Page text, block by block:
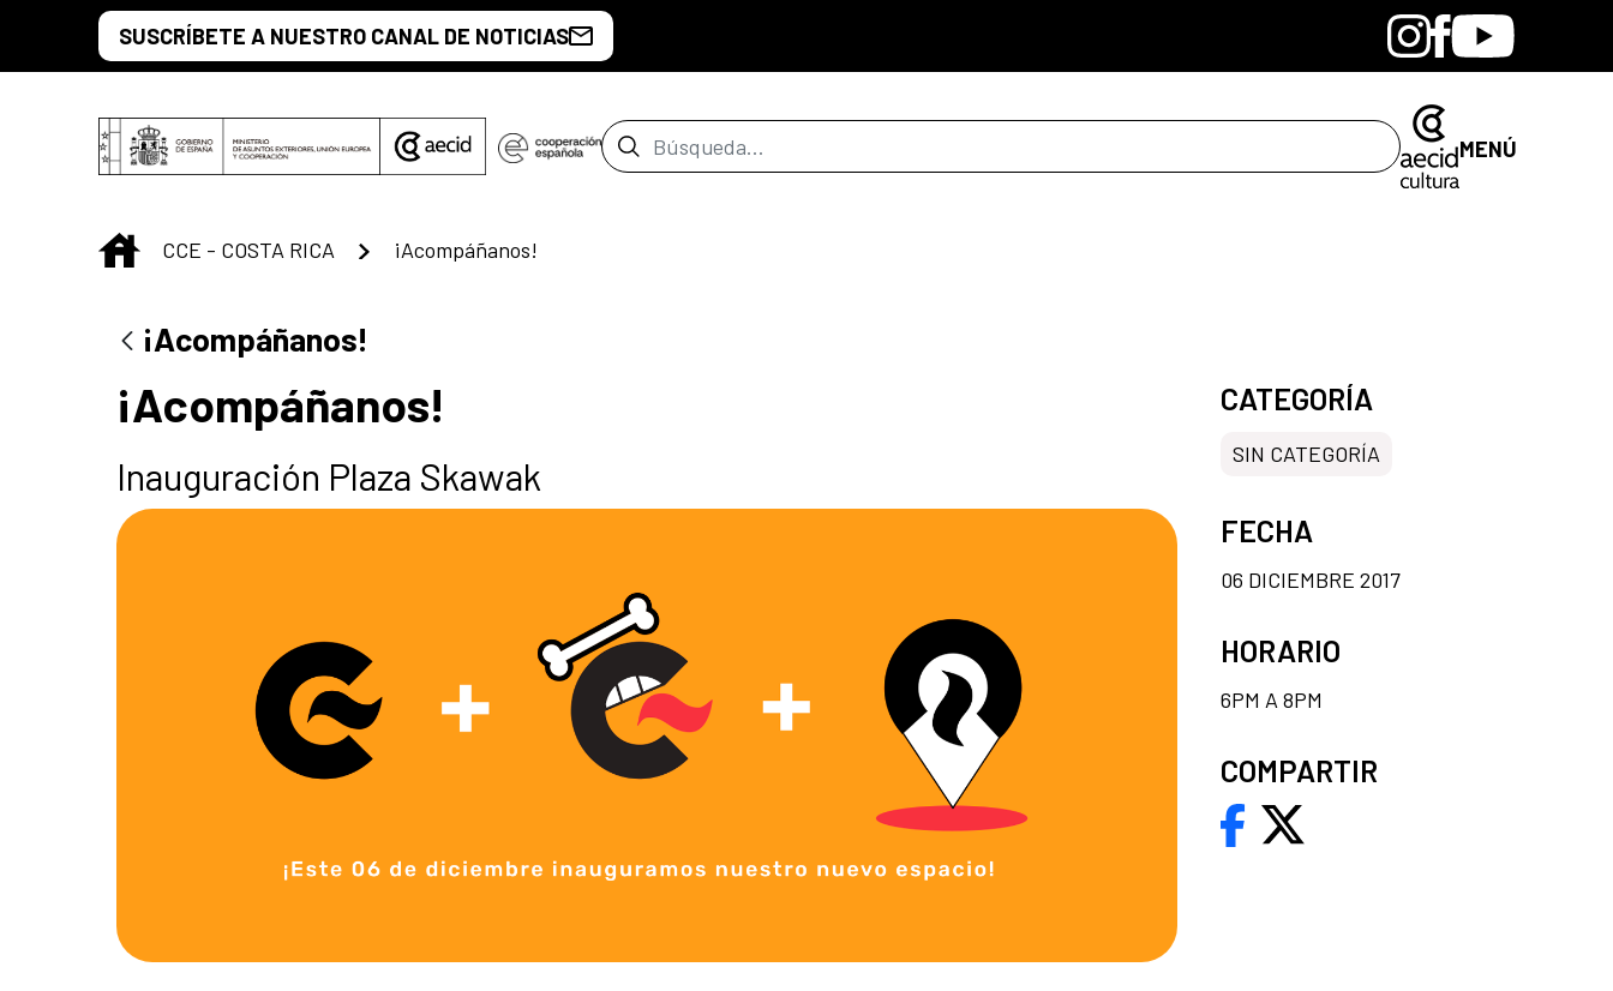
Saltar al contenido principal
SUSCRÍBETE A NUESTRO CANAL DE NOTICIAS BandcampInstagram
Facebook
Youtube
Barra de búsqueda MENÚ
INICIO
CCE - COSTA RICA ¡Acompáñanos!
¡Acompáñanos!
¡Acompáñanos!
Inauguración Plaza Skawak
CATEGORÍA
SIN CATEGORÍA
FECHA
06 DICIEMBRE 2017
HORARIO
6PM A 8PM
COMPARTIR